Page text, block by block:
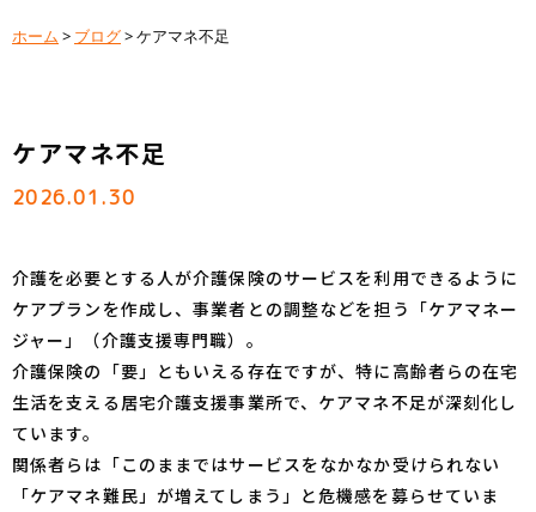
ホーム > ブログ>ケアマネ不足
ケアマネ不足
2026.01.30
介護を必要とする人が介護保険のサービスを利用できるように
ケアプランを作成し、事業者との調整などを担う「ケアマネー
ジャー」（介護支援専門職）。
介護保険の「要」ともいえる存在ですが、特に高齢者らの在宅
生活を支える居宅介護支援事業所で、ケアマネ不足が深刻化し
ています。
関係者らは「このままではサービスをなかなか受けられない
「ケアマネ難民」が増えてしまう」と危機感を募らせていま